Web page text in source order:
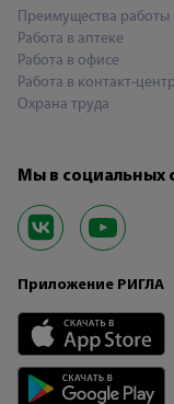
Преимущества работы
Работа в аптеке
Работа в офисе
Работа в контакт-
Охрана труда
Мы в социальных
Приложение РИГЛА